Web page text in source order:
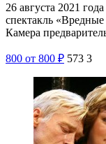
26 августа 2021
спектакль
Камера
800 от 800 ₽ 573 3